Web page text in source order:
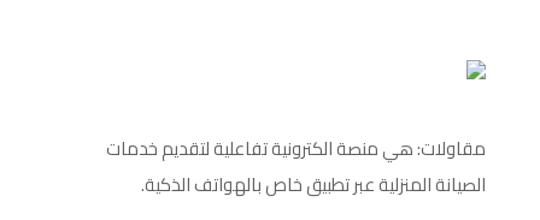
مقاولات: هي منصة الكترونية تفاعلية لتقديم خدمات
الصيانة المنزلية عبر تطبيق خاص بالهواتف الذكية.